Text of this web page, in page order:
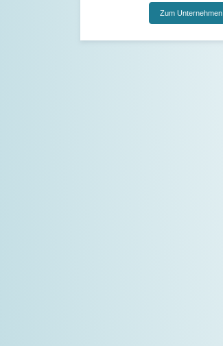
Zum Unternehmen